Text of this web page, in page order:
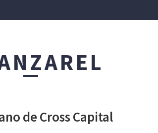
de Cross Capital